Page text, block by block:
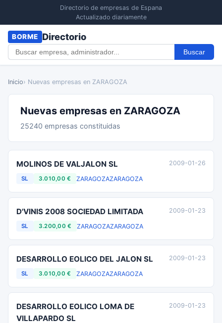
Directorio de empresas de Espana
Actualizado diariamente
BORME Directorio
Buscar
Inicio› Nuevas empresas en ZARAGOZA
Nuevas empresas en ZARAGOZA
25240 empresas constituidas
MOLINOS DE VALJALON SL
SL 3.010,00 € ZARAGOZAZARAGOZA
2009-01-26
D'VINIS 2008 SOCIEDAD LIMITADA
SL 3.200,00 € ZARAGOZAZARAGOZA
2009-01-23
DESARROLLO EOLICO DEL JALON SL
SL 3.010,00 € ZARAGOZAZARAGOZA
2009-01-23
DESARROLLO EOLICO LOMA DE
VILLAPARDO SL
2009-01-23